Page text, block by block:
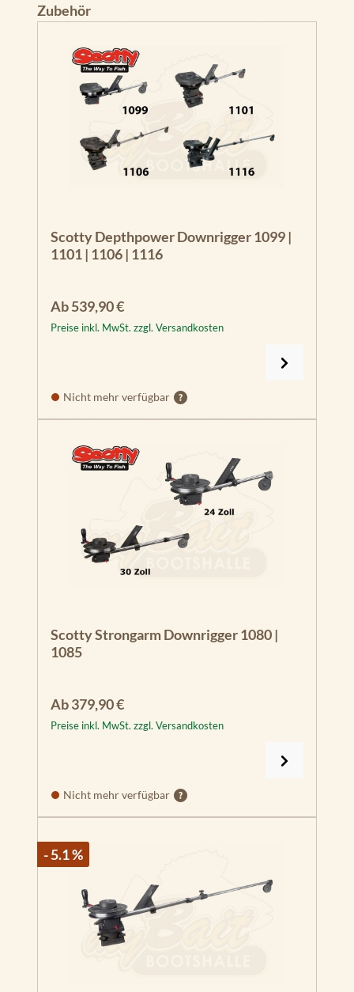
Produktgalerie überspringen
Zubehör
Scotty Depthpower Downrigger 1099 |
1101 | 1106 | 1116
Regulärer Preis:
Ab539,90 €
Preise inkl. MwSt. zzgl. Versandkosten
Nicht mehr verfügbar
Scotty Strongarm Downrigger 1080 |
1085
Regulärer Preis:
Ab379,90 €
Preise inkl. MwSt. zzgl. Versandkosten
Nicht mehr verfügbar
- 5.1 %